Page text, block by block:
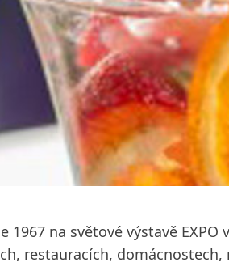
1967 na světové výstavě
restauracích,